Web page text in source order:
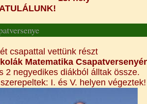
csapattal vettünk részt
Matematika
2 negyedikes diákból álltak össze.
I. és V. helyen végeztek!